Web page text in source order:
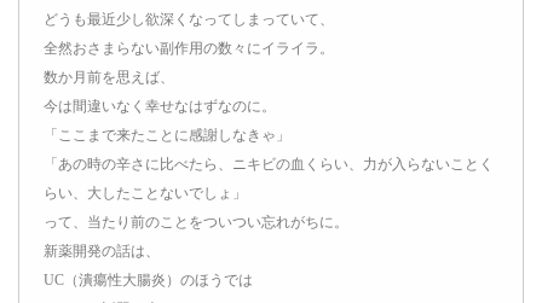
どうも最近少し欲深くなってしまっていて、
全然おさまらない副作用の数々にイライラ。
数か月前を思えば、
今は間違いなく幸せなはずなのに。
「ここまで来たことに感謝しなきゃ」
「あの時の辛さに比べたら、ニキビの血くらい、力が入らないことく
らい、大したことないでしょ」
って、当たり前のことをついつい忘れがちに。
新薬開発の話は、
UC（潰瘍性大腸炎）のほうでは